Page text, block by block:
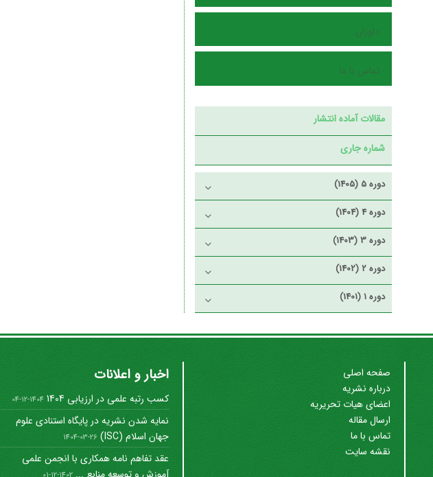
داوران
تماس با ما
مقالات آماده انتشار
شماره جاری
دوره 5 (1405)
دوره 4 (1404)
دوره 3 (1403)
دوره 2 (1402)
دوره 1 (1401)
صفحه اصلی
درباره نشریه
اعضای هیات تحریریه
ارسال مقاله
تماس با ما
نقشه سایت
اخبار و اعلانات
کسب رتبه علمی در ارزیابی 1404 1404-12-04
نمایه شدن نشریه در پایگاه استنادی علوم
جهان اسلام (ISC)
1404-03-26
عقد تفاهم نامه همکاری با انجمن علمی
آموزش و توسعه منابع ...